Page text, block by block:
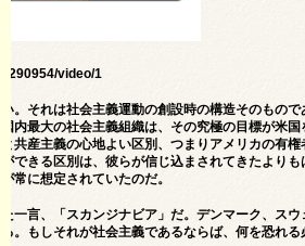
video/1
。それは社会主義運動の創設時の構造そのもの
内最大の社会主義組織は、その究極の目標が米国
共産主義の心地よい区別、つまりアメリカの有
できる区別は、彼らが信じ込まされてきたより
常に想定されていたのだ。
一言、「スカンジナビア」だ。デンマーク、ス
。もしそれが社会主義であるならば、何を恐れる